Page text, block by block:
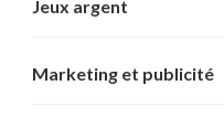
Jeux argent
Marketing et publicité